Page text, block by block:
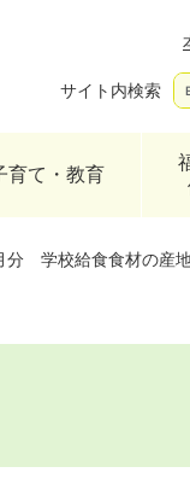
サイト内検索
育て・教育
分 学校給食食材の産